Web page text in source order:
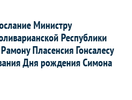
Министру
Республики
Пласенсия Гонсалесу
Дня рождения Симона